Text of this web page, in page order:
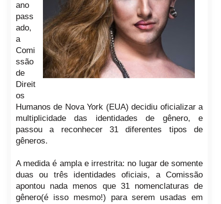
ano
pass
ado,
a
Comi
ssão
de
Direit
os
Humanos de Nova York (EUA) decidiu oficializar a
multiplicidade das identidades de gênero, e
passou a reconhecer 31 diferentes tipos de
gêneros.
A medida é ampla e irrestrita: no lugar de somente
duas ou três identidades oficiais, a Comissão
apontou nada menos que 31 nomenclaturas de
gênero(é isso mesmo!) para serem usadas em